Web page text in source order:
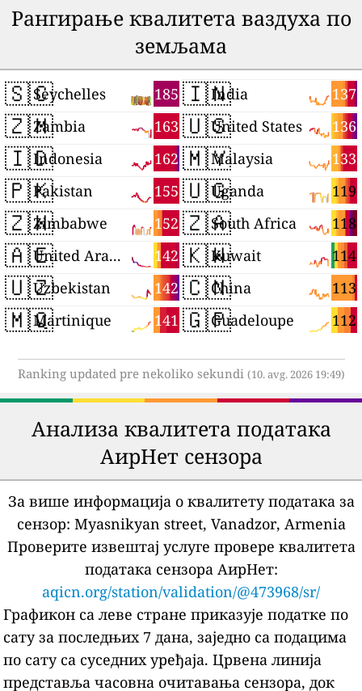
Рангирање квалитета ваздуха по
земљама
🇸🇨 185
Seychelles
🇿🇲 163
Zambia
🇮🇩 162
Indonesia
🇵🇰 155
Pakistan
🇿🇼 152
Zimbabwe
🇦🇪 142
United Arab Emirates
🇺🇿 142
Uzbekistan
🇲🇶 141
Martinique
🇮🇳 137
India
🇺🇸 136
United States
🇲🇾 133
Malaysia
🇺🇬 119
Uganda
🇿🇦 118
South Africa
🇰🇼 114
Kuwait
🇨🇳 113
China
🇬🇵 112
Guadeloupe
Ranking updated pre nekoliko sekundi (10. avg. 2026 19:49)
Анализа квалитета података
АирНет сензора
За више информација о квалитету података за
сензор: Myasnikyan street, Vanadzor, Armenia
Проверите извештај услуге провере квалитета
података сензора АирНет:
aqicn.org/station/validation/@473968/sr/
Графикон са леве стране приказује податке по
сату за последњих 7 дана, заједно са подацима
по сату са суседних уређаја. Црвена линија
представља часовна очитавања сензора, док